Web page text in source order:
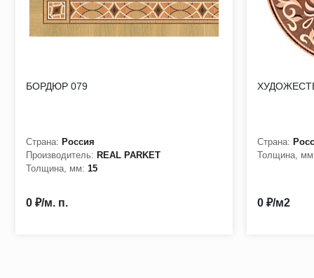
БОРДЮР 079
Страна: Россия
Производитель: REAL PARKET
Толщина, мм: 15
0 ₽/м. п.
Страна:
Толщина,
0 ₽/м2